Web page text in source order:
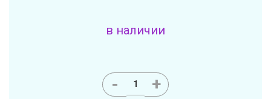
в наличии
- +